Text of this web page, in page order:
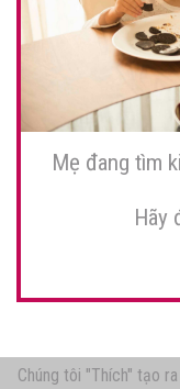
Mẹ đang tìm
Hãy
Chúng tôi "Thích" tạo